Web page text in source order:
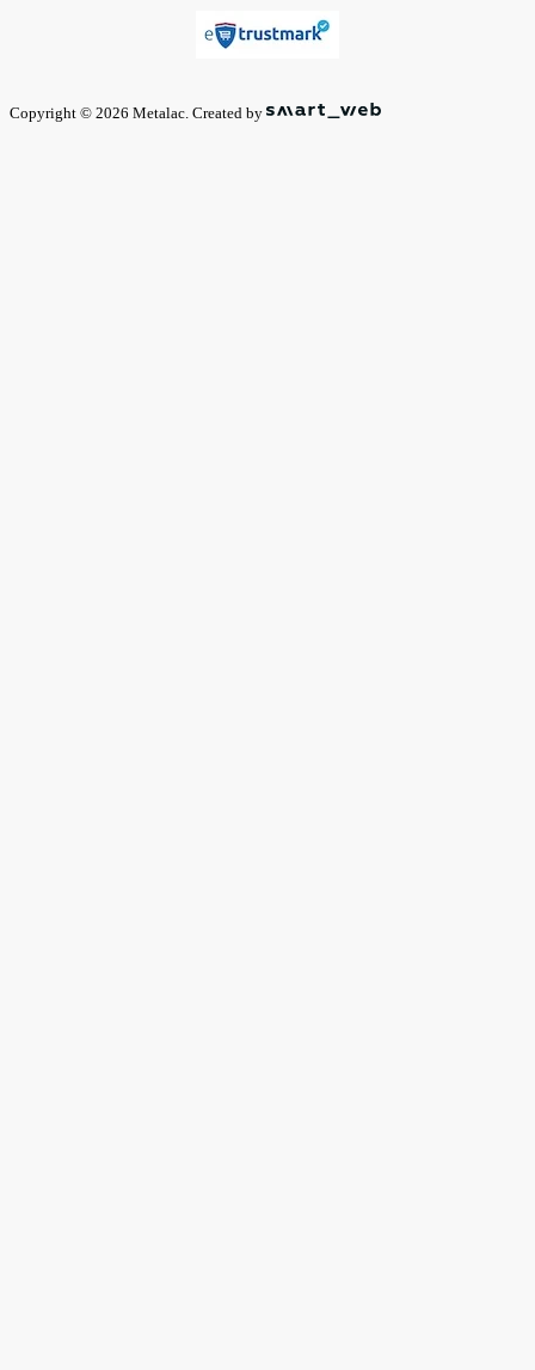
Copyright © 2026 Metalac. Created by